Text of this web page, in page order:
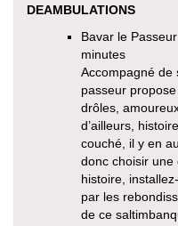
DEAMBULATIONS
Bavar le
minutes
Accompagné de
passeur
drôles,
d’ailleurs,
couché, il y en
donc choisir une
histoire,
par les
de ce